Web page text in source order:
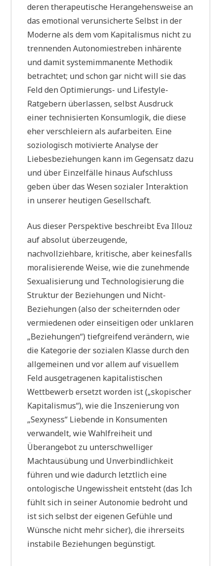
deren therapeutische Herangehensweise an
das emotional verunsicherte Selbst in der
Moderne als dem vom Kapitalismus nicht zu
trennenden Autonomiestreben inhärente
und damit systemimmanente Methodik
betrachtet; und schon gar nicht will sie das
Feld den Optimierungs- und Lifestyle-
Ratgebern überlassen, selbst Ausdruck
einer technisierten Konsumlogik, die diese
eher verschleiern als aufarbeiten. Eine
soziologisch motivierte Analyse der
Liebesbeziehungen kann im Gegensatz dazu
und über Einzelfälle hinaus Aufschluss
geben über das Wesen sozialer Interaktion
in unserer heutigen Gesellschaft.
Aus dieser Perspektive beschreibt Eva Illouz
auf absolut überzeugende,
nachvollziehbare, kritische, aber keinesfalls
moralisierende Weise, wie die zunehmende
Sexualisierung und Technologisierung die
Struktur der Beziehungen und Nicht-
Beziehungen (also der scheiternden oder
vermiedenen oder einseitigen oder unklaren
„Beziehungen“) tiefgreifend verändern, wie
die Kategorie der sozialen Klasse durch den
allgemeinen und vor allem auf visuellem
Feld ausgetragenen kapitalistischen
Wettbewerb ersetzt worden ist („skopischer
Kapitalismus“), wie die Inszenierung von
„Sexyness“ Liebende in Konsumenten
verwandelt, wie Wahlfreiheit und
Überangebot zu unterschwelliger
Machtausübung und Unverbindlichkeit
führen und wie dadurch letztlich eine
ontologische Ungewissheit entsteht (das Ich
fühlt sich in seiner Autonomie bedroht und
ist sich selbst der eigenen Gefühle und
Wünsche nicht mehr sicher), die ihrerseits
instabile Beziehungen begünstigt.